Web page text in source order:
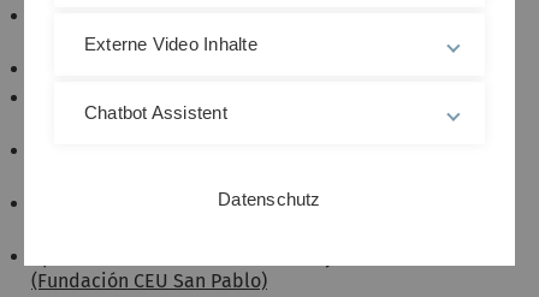
métiers
Utrecht (Hogeschool Utrecht)
Lucerne University of Applied Sciences
(Fundación CEU San Pablo)
Externe Video Inhalte
Chatbot Assistent
Datenschutz